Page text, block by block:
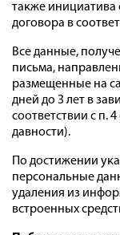
также инициатива
договора в
Все данные,
письма,
размещенные на
дней до 3 лет в
соответствии с п.
давности).
По достижении
персональные
удаления из
встроенных